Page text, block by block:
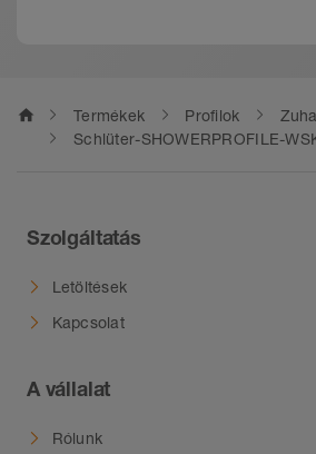
home Termékek Profilok
Schlüter-SHOWERPROFILE-
Szolgáltatás
Letöltések
Kapcsolat
A vállalat
Rólunk